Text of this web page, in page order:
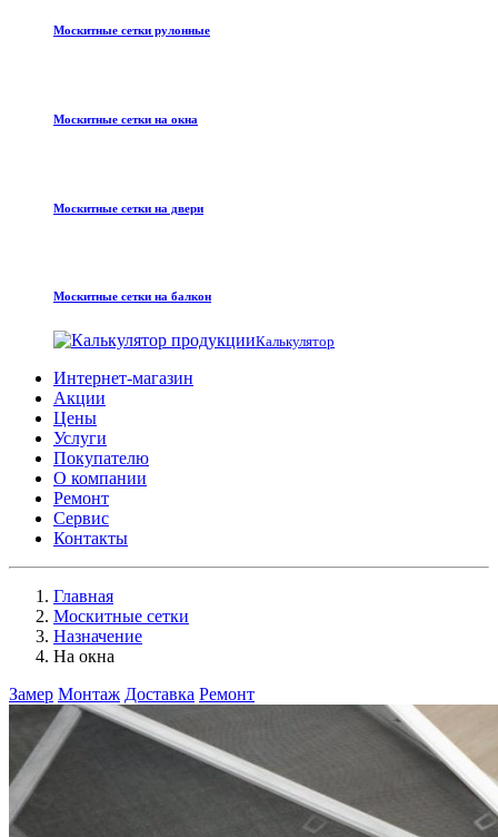
Москитные сетки рулонные
Москитные сетки на окна
Москитные сетки на двери
Москитные сетки на балкон
Калькулятор
Интернет-магазин
Акции
Цены
Услуги
Покупателю
О компании
Ремонт
Сервис
Контакты
Главная
Москитные сетки
Назначение
На окна
Замер Монтаж Доставка Ремонт